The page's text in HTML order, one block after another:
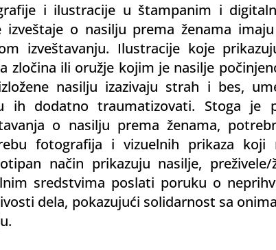
i ilustracije u štampanim i
izveštaje o nasilju prema ženama
izveštavanju. Ilustracije koje
zločina ili oružje kojim je nasilje
nasilju izazivaju strah i bes,
ih dodatno traumatizovati. Stoga je
o nasilju prema ženama,
fotografija i vizuelnih prikaza koji
način prikazuju nasilje,
sredstvima poslati poruku o
dela, pokazujući solidarnost sa